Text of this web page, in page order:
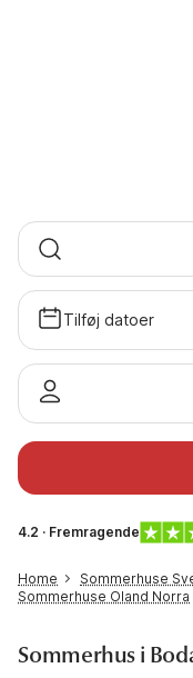
Tilføj datoer
4.2 · Fremragende
Home Sommerhuse
Sommerhuse Oland Norra
Sommerhus i